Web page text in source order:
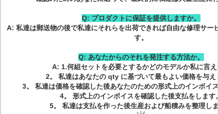
Q: プロダクトに保証を提供しますか。
A: 私達は郵送物の後で私達にそれらを出荷できれば自由な修理サー
す。
Q: あなたからのそれを発注する方法か。
A: 1.何組セットを必要とするかどのモデルか私に言
2。 私達はあなたの qty に基づいて最もよい価格を与え
3。 私達は価格を確認した後あなたのための形式上のインボイ
4。 形式上のインボイスを確認した後支払をします
5。 私達は支払を作った後生産および船積みを整理し